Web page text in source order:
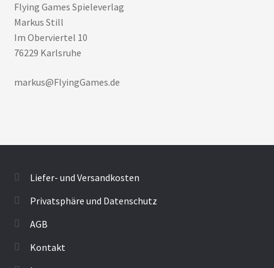
Flying Games Spieleverlag
Markus Still
Im Oberviertel 10
76229 Karlsruhe
markus@FlyingGames.de
Liefer- und Versandkosten
Privatsphäre und Datenschutz
AGB
Kontakt